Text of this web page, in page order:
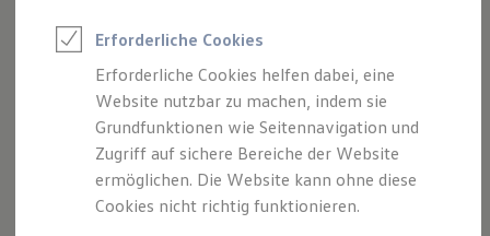
Fahrzeuge online kaufen
Digitaler Marktplatz
Kauf & Finanzierung
Online-Fahrzeugbewertung
Aktionen & Angebote
E-Auto-Förderung
Für Privatkunden
Für Gewerbekunden
Profi Paket
Erforderliche Cookies
Erforderliche Cookies helfen dabei, eine
Website nutzbar zu machen, indem sie
Grundfunktionen wie Seitennavigation und
Zugriff auf sichere Bereiche der Website
ermöglichen. Die Website kann ohne diese
Cookies nicht richtig funktionieren.